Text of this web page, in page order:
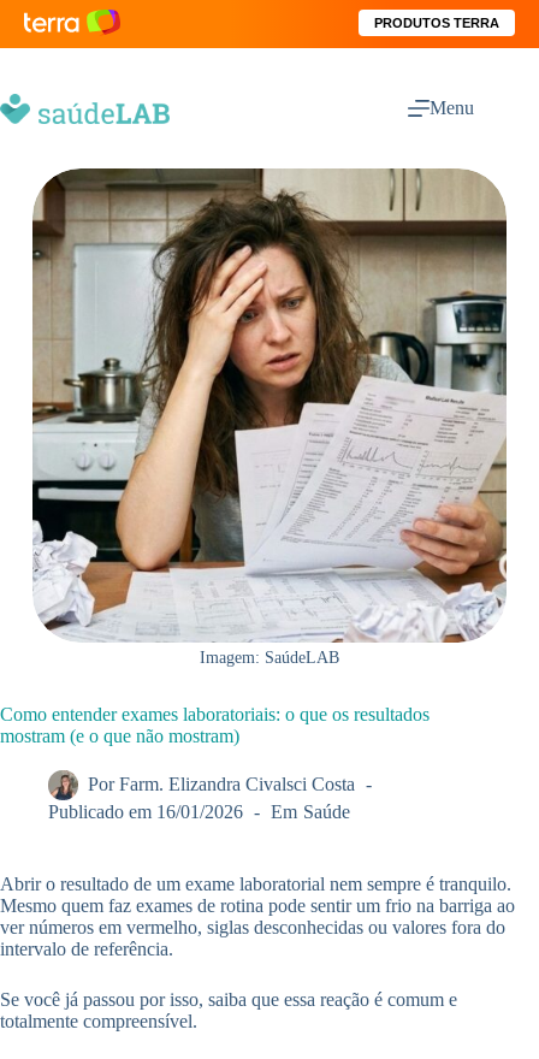
PRODUTOS TERRA
Menu
Imagem: SaúdeLAB
Como entender exames laboratoriais: o que os resultados
mostram (e o que não mostram)
Por Farm. Elizandra Civalsci Costa
Publicado em 16/01/2026 Em Saúde
Abrir o resultado de um exame laboratorial nem sempre é tranquilo.
Mesmo quem faz exames de rotina pode sentir um frio na barriga ao
ver números em vermelho, siglas desconhecidas ou valores fora do
intervalo de referência.
Se você já passou por isso, saiba que essa reação é comum e
totalmente compreensível.